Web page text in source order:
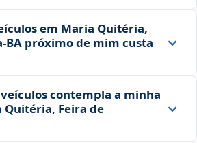
em Maria Quitéria,
próximo de mim custa
contempla a minha
Feira de